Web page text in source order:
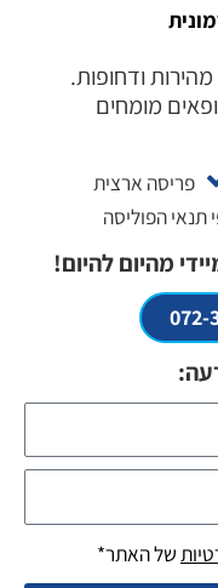
ודחופות.
פריסה ארצית
הפוליסה
מהיום להיום!
של האתר*